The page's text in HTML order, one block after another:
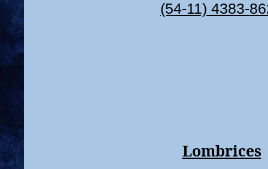
(54-11) 4383-
Lombrices